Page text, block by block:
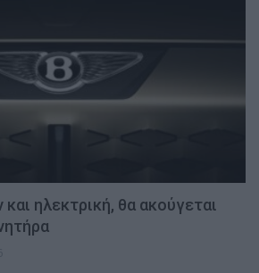
ηλεκτρική, θα ακούγεται